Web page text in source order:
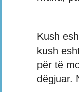
Kush
kush
për të
dëgjuar.